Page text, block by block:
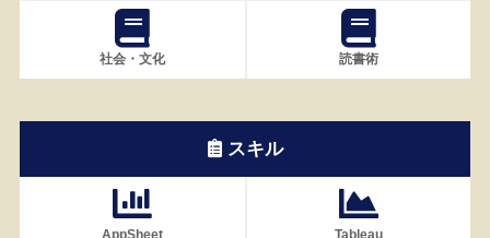
社会・文化 読書術
スキル